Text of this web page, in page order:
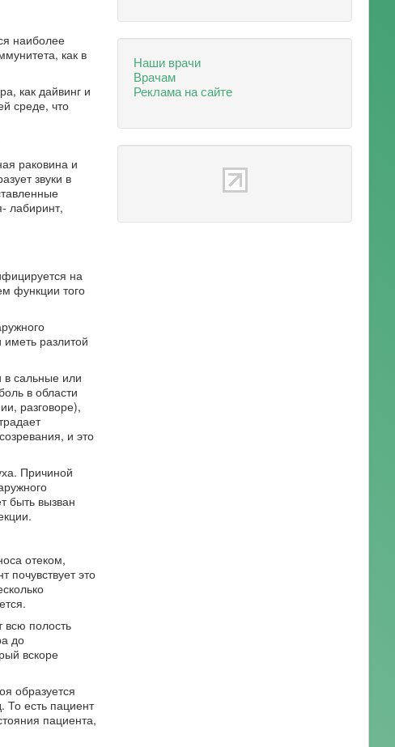
наиболее
как в
как дайвинг и
среде, что
раковина и
звуки в
лабиринт,
на
функции того
разлитой
в сальные или
в области
разговоре),
и это
Причиной
быть вызван
отеком,
почувствует это
всю полость
до
вскоре
образуется
То есть пациент
пациента,
Наши врачи
Врачам
Реклама на сайте